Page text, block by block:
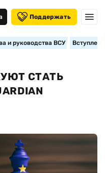
Поддержать
и руководства ВСУ
СТАТЬ